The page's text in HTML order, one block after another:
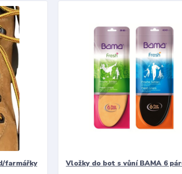
farmářky Vložky do bot s vůní BAMA 6